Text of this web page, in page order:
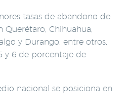
tasas de abandono de
Chihuahua,
y Durango, entre otros,
y 6 de porcentaje de
nacional se posiciona en